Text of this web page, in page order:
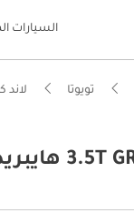
السيارات
تويوتا لاند